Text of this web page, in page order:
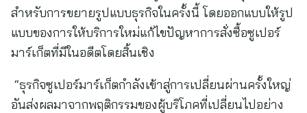
สำหรับการขยายรูปแบบธุรกิจในครั้งนี้ โดยออกแบบให้รูป
แบบของการให้บริการใหม่แก้ไขปัญหาการสั่งซื้อซูเปอร์
มาร์เก็ตที่มีในอดีตโดยสิ้นเชิง
“ธุรกิจซูเปอร์มาร์เก็ตกำลังเข้าสู่การเปลี่ยนผ่านครั้งใหญ่
อันส่งผลมาจากพฤติกรรมของผู้บริโภคที่เปลี่ยนไปอย่าง